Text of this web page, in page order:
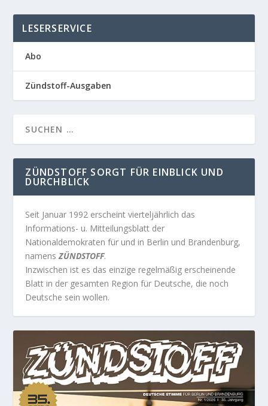
LESERSERVICE
Abo
Zündstoff-Ausgaben
ZÜNDSTOFF SORGT FÜR EINBLICK UND
DURCHBLICK
Seit Januar 1992 erscheint vierteljährlich das
Informations- u. Mitteilungsblatt der
Nationaldemokraten für und in Berlin und Brandenburg,
namensZÜNDSTOFF.
Inzwischen ist es das einzige regelmäßig erscheinende
Blatt in der gesamten Region für Deutsche, die noch
Deutsche sein wollen.